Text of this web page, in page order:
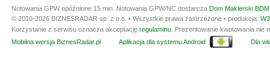
Notowania GPW opóźnione 15 min. Notowania GPW/NC dostarcza Dom Maklerski
© 2010-2026 BIZNESRADAR sp. z o.o. • Wszystkie prawa zastrzeżone • produkcja:
Korzystanie z serwisu oznacza akceptację regulaminu . Prezentowanie kwotowania
Mobilna wersja BiznesRadar.pl
Aplikacja dla systemu Android Dla